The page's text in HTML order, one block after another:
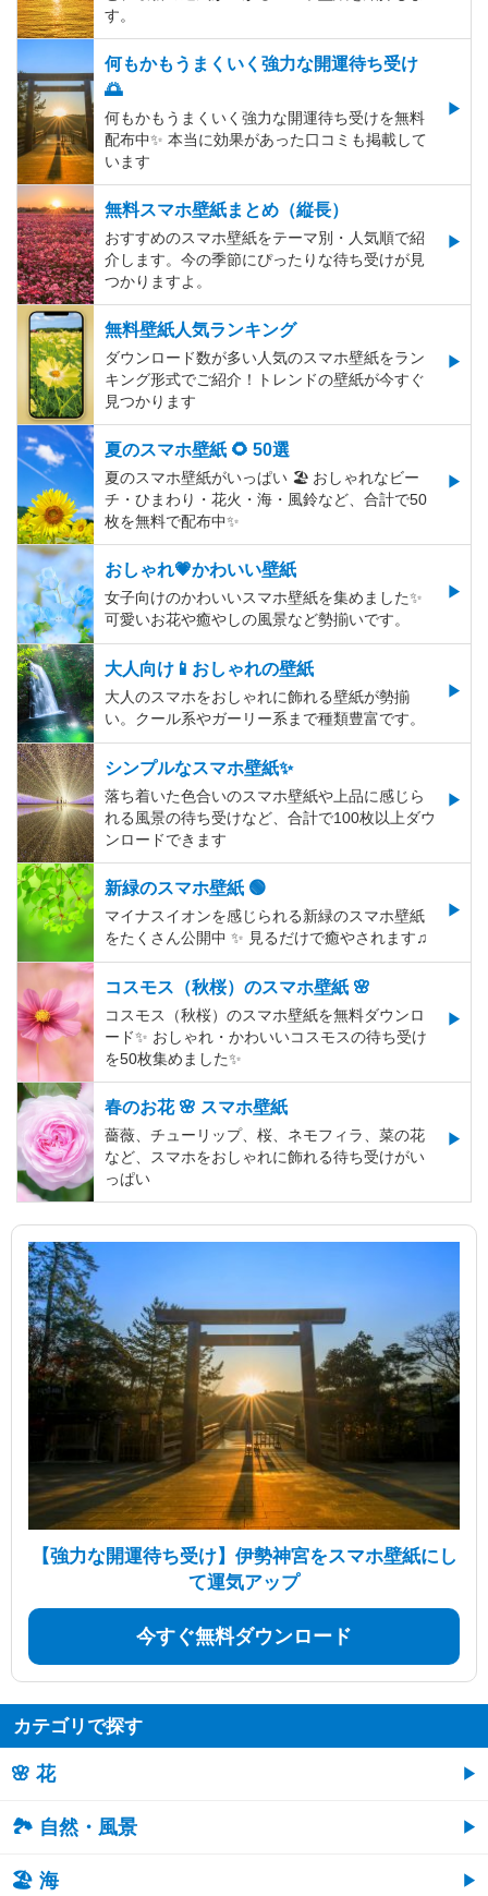
す。
何もかもうまくいく強力な開運待ち受け
🌅
何もかもうまくいく強力な開運待ち受けを無料
配布中✨️ 本当に効果があった口コミも掲載して
います
無料スマホ壁紙まとめ（縦長）
おすすめのスマホ壁紙をテーマ別・人気順で紹
介します。今の季節にぴったりな待ち受けが見
つかりますよ。
無料壁紙人気ランキング
ダウンロード数が多い人気のスマホ壁紙をラン
キング形式でご紹介！トレンドの壁紙が今すぐ
見つかります
夏のスマホ壁紙 🌻 50選
夏のスマホ壁紙がいっぱい 🏖 おしゃれなビー
チ・ひまわり・花火・海・風鈴など、合計で50
枚を無料で配布中✨
おしゃれ💗かわいい壁紙
女子向けのかわいいスマホ壁紙を集めました✨
可愛いお花や癒やしの風景など勢揃いです。
大人向け📱おしゃれの壁紙
大人のスマホをおしゃれに飾れる壁紙が勢揃
い。クール系やガーリー系まで種類豊富です。
シンプルなスマホ壁紙✨
落ち着いた色合いのスマホ壁紙や上品に感じら
れる風景の待ち受けなど、合計で100枚以上ダウ
ンロードできます
新緑のスマホ壁紙 🟢
マイナスイオンを感じられる新緑のスマホ壁紙
をたくさん公開中 ✨ 見るだけで癒やされます♫
コスモス（秋桜）のスマホ壁紙 🌸
コスモス（秋桜）のスマホ壁紙を無料ダウンロ
ード✨️ おしゃれ・かわいいコスモスの待ち受け
を50枚集めました✨️
春のお花 🌸 スマホ壁紙
薔薇、チューリップ、桜、ネモフィラ、菜の花
など、スマホをおしゃれに飾れる待ち受けがい
っぱい
【強力な開運待ち受け】伊勢神宮をスマホ壁紙にし
て運気アップ
今すぐ無料ダウンロード
カテゴリで探す
🌸 花
🏞️ 自然・風景
🏖 海